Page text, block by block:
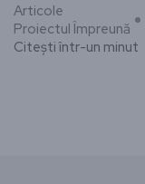
Articole
Proiectul Împreună
Citești într-un minut